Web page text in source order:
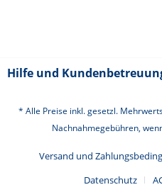
Hilfe und
* Alle Preise inkl. gesetzl.
Nachnahmegebühren,
Versand und
Datenschutz